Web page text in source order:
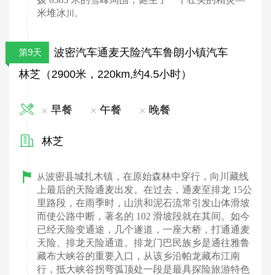
米堆冰 川。
第9天
波密汽车通麦天险汽车鲁朗小镇汽车
林芝（2900米，220km,约4.5小时）
早餐 午餐 晚餐
林芝
从波密县城扎木镇，在原始森林中穿行，向川藏线
上最后的天险通麦出发。在过去，通麦至排龙 15公
里路段，在雨季时，山洪和泥石流常引发山体滑坡
而使公路中断，著名的 102 滑坡段就在其间。如今
已经天险变通途，几个遂道，一座大桥，打通通麦
天险、排龙天险通道。排龙门巴民族乡是通往雅鲁
藏布大峡谷的重要入口，从该乡沿帕龙藏布江南
行，抵大峡谷拐弯弧顶处一段是最具探险旅游特色